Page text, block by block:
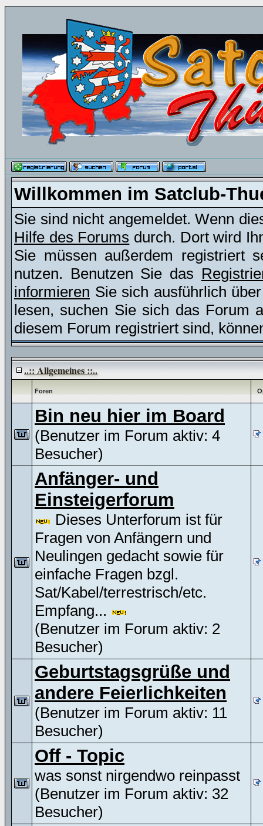
Willkommen im Satclub-
Sie sind nicht angemeldet. Wenn
Hilfe des Forums durch. Dort wird
Sie müssen außerdem registriert
nutzen. Benutzen Sie das
informieren Sie sich ausführlich
lesen, suchen Sie sich das Forum
diesem Forum registriert sind,
..:: Allgemeines ::..
Foren
Bin neu hier im Board
(Benutzer im Forum aktiv: 4
Besucher)
Anfänger- und
Einsteigerforum
Dieses Unterforum ist für
Fragen von Anfängern und
Neulingen gedacht sowie für
einfache Fragen bzgl.
Sat/Kabel/terrestrisch/etc.
Empfang...
(Benutzer im Forum aktiv: 2
Besucher)
Geburtstagsgrüße und
andere Feierlichkeiten
(Benutzer im Forum aktiv: 11
Besucher)
Off - Topic
was sonst nirgendwo reinpasst
(Benutzer im Forum aktiv: 32
Besucher)